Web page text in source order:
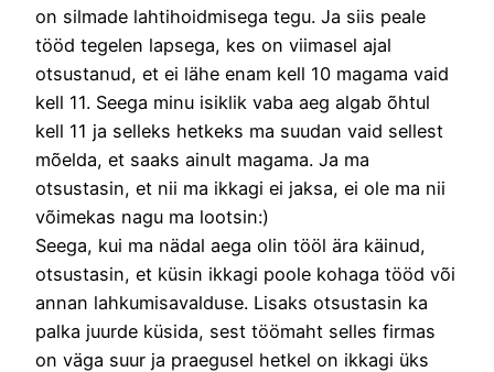
on silmade lahtihoidmisega tegu. Ja siis peale
tööd tegelen lapsega, kes on viimasel ajal
otsustanud, et ei lähe enam kell 10 magama vaid
kell 11. Seega minu isiklik vaba aeg algab õhtul
kell 11 ja selleks hetkeks ma suudan vaid sellest
mõelda, et saaks ainult magama. Ja ma
otsustasin, et nii ma ikkagi ei jaksa, ei ole ma nii
võimekas nagu ma lootsin:)
Seega, kui ma nädal aega olin tööl ära käinud,
otsustasin, et küsin ikkagi poole kohaga tööd või
annan lahkumisavalduse. Lisaks otsustasin ka
palka juurde küsida, sest töömaht selles firmas
on väga suur ja praegusel hetkel on ikkagi üks